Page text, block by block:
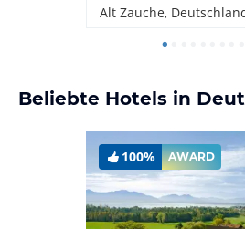
Alt Zauche,
Beliebte Hotels in
100% AWARD